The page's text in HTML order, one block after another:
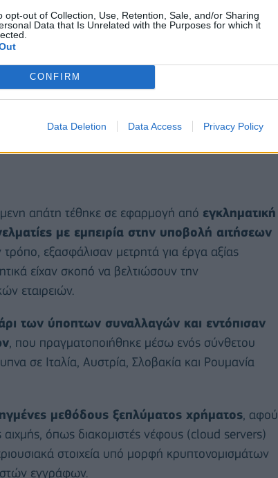
opt-out of Collection, Use, Retention, Sale, and/or Sharing
Data that Is Unrelated with the Purposes for which it
CONFIRM
Data Deletion Data Access Privacy Policy
απάτη τέθηκε σε εφαρμογή από εγκληματική
με εμπειρία στην υποβολή αιτήσεων
εξασφάλισαν μετρητά για έργα αξίας
είχαν σκοπό να βελτιώσουν την
εταιρειών.
των ύποπτων συναλλαγών και εντόπισαν
, που πραγματοποιήθηκε μέσω ενός σύνθετου
σε Ιταλία, Αυστρία, Σλοβακία και Ρουμανία
μεθόδους ξεπλύματος χρήματος , αφού
αιχμής, όπως διακομιστές νέφους (cloud servers)
στοιχεία υπό μορφή κρυπτονομισμάτων
εγγράφων.